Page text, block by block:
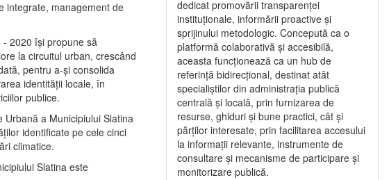
integrate, management de
2020 își propune să
la circuitul urban, crescând
pentru a-şi consolida
identităţii locale, în
publice.
a Municipiului Slatina
identificate pe cele cinci
climatice.
Slatina este
dedicat promovării transparenței
instituționale, informării proactive și
sprijinului metodologic. Concepută ca o
platformă colaborativă și accesibilă,
aceasta funcționează ca un hub de
referință bidirecțional, destinat atât
specialiștilor din administrația publică
centrală și locală, prin furnizarea de
resurse, ghiduri și bune practici, cât și
părților interesate, prin facilitarea accesului
la informații relevante, instrumente de
consultare și mecanisme de participare și
monitorizare publică.